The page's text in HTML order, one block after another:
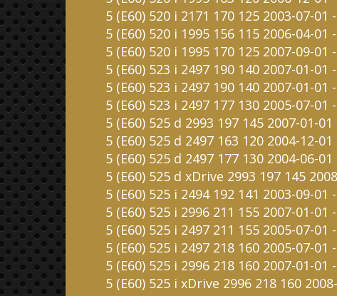
5 (E60) 520 i 2171 170 125 2003-07-01
5 (E60) 520 i 1995 156 115 2006-04-01
5 (E60) 520 i 1995 170 125 2007-09-01
5 (E60) 523 i 2497 190 140 2007-01-01
5 (E60) 523 i 2497 190 140 2007-01-
5 (E60) 523 i 2497 177 130 2005-07-01
5 (E60) 525 d 2993 197 145 2007-01-
5 (E60) 525 d 2497 163 120 2004-12-
5 (E60) 525 d 2497 177 130 2004-06-
5 (E60) 525 d xDrive 2993 197 145
5 (E60) 525 i 2494 192 141 2003-09-01
5 (E60) 525 i 2996 211 155 2007-01-01
5 (E60) 525 i 2497 211 155 2005-07-01
5 (E60) 525 i 2497 218 160 2005-07-01
5 (E60) 525 i 2996 218 160 2007-01-01
5 (E60) 525 i xDrive 2996 218 160